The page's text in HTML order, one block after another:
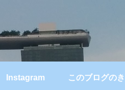
Instagram このブログの